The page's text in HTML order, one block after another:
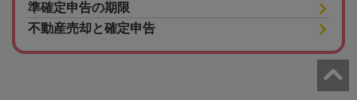
準確定申告の期限
不動産売却と確定申告